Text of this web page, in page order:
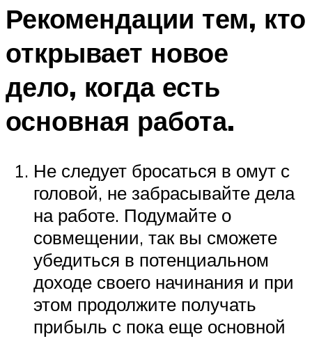
Рекомендации тем, кто
открывает новое
дело, когда есть
основная работа.
Не следует бросаться в омут с
головой, не забрасывайте дела
на работе. Подумайте о
совмещении, так вы сможете
убедиться в потенциальном
доходе своего начинания и при
этом продолжите получать
прибыль с пока еще основной